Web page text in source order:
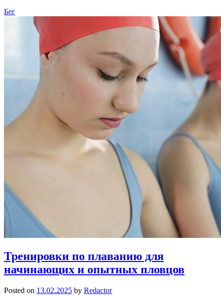
Бег
Тренировки по плаванию для
начинающих и опытных пловцов
Posted on 13.02.2025 by Redactor